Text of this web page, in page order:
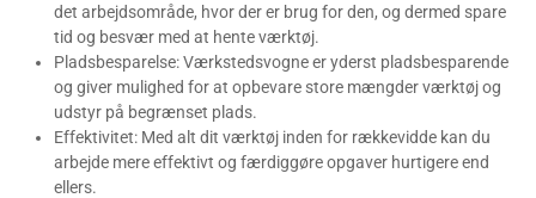
det arbejdsområde, hvor der er brug for den, og dermed spare
tid og besvær med at hente værktøj.
Pladsbesparelse: Værkstedsvogne er yderst pladsbesparende
og giver mulighed for at opbevare store mængder værktøj og
udstyr på begrænset plads.
Effektivitet: Med alt dit værktøj inden for rækkevidde kan du
arbejde mere effektivt og færdiggøre opgaver hurtigere end
ellers.